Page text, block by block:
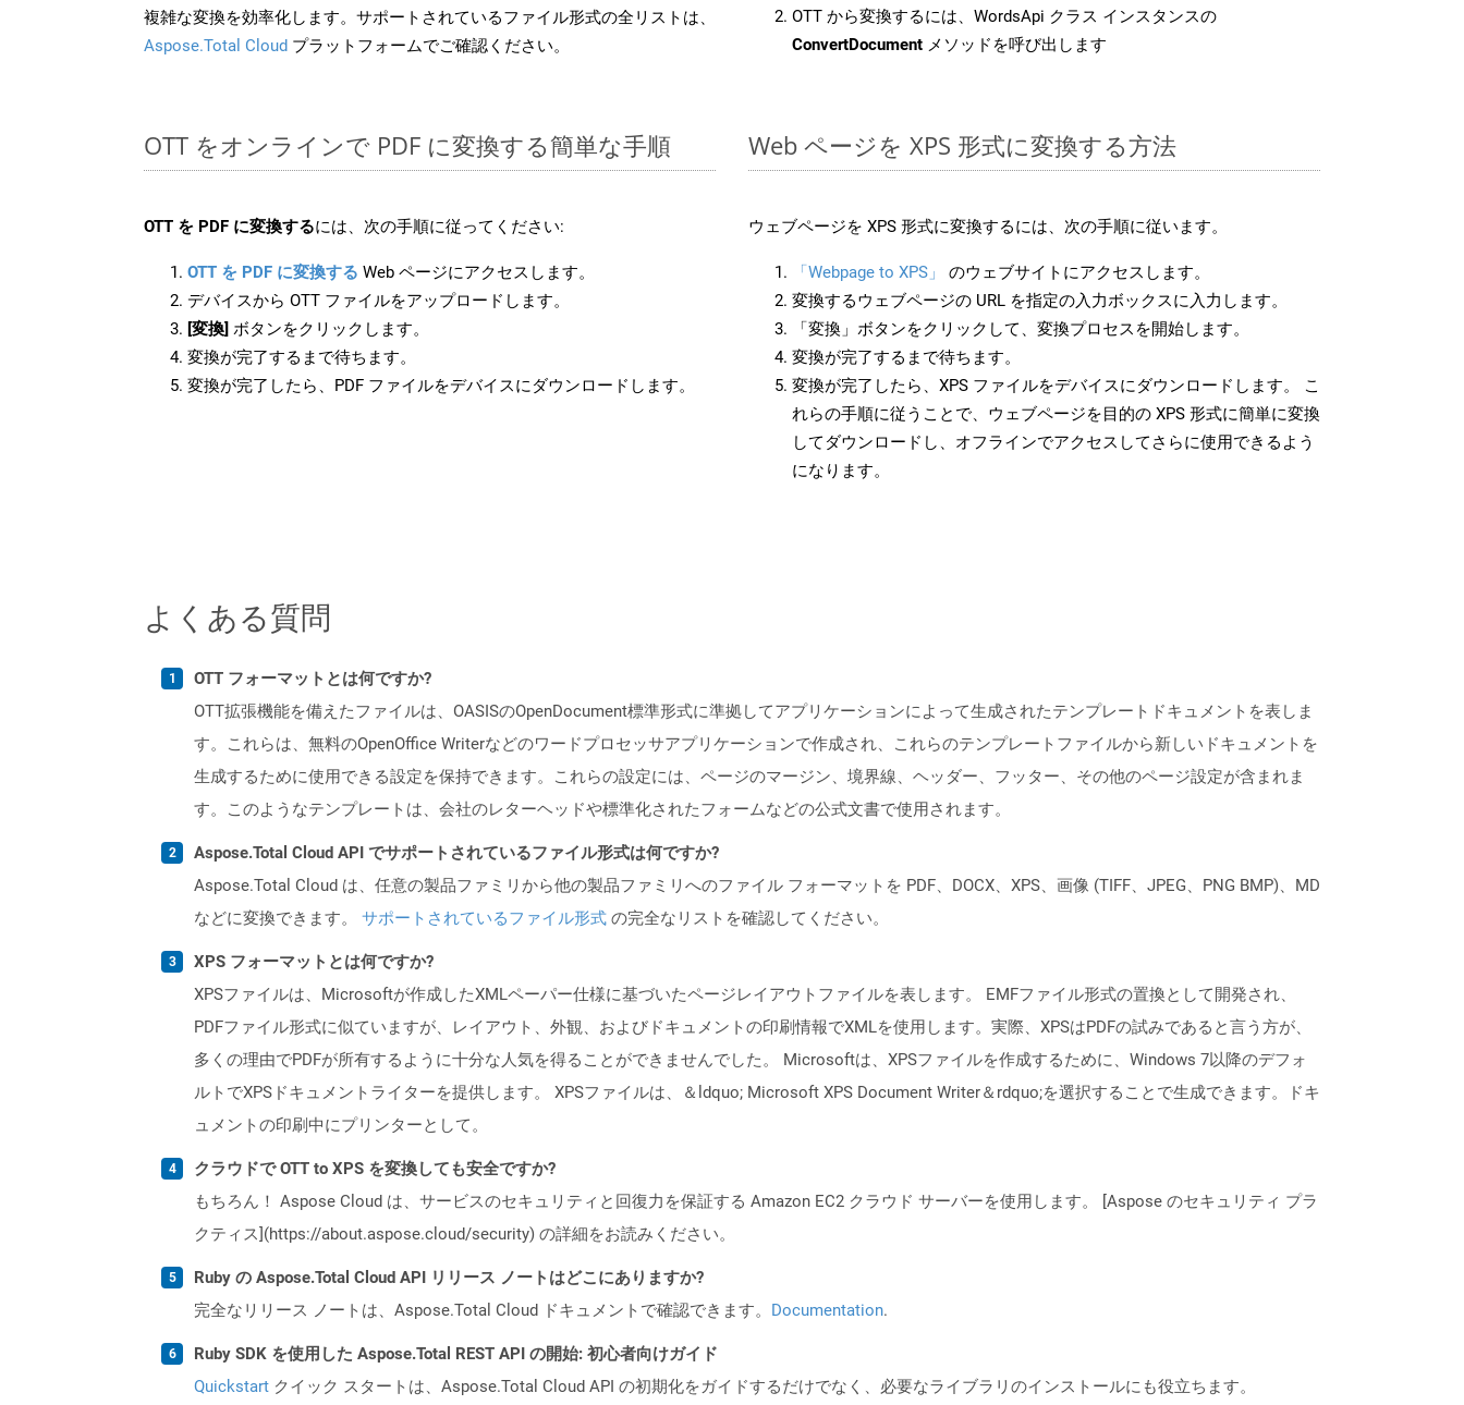
複雑な変換を効率化します。サポートされているファイル形式の全リストは、
Aspose.Total Cloud プラットフォームでご確認ください。
OTT から変換するには、WordsApi クラス インスタンスの
ConvertDocument メソッドを呼び出します
OTT をオンラインで PDF に変換する簡単な手順
OTT を PDF に変換するには、次の手順に従ってください:
OTT を PDF に変換する Web ページにアクセスします。
デバイスから OTT ファイルをアップロードします。
[変換] ボタンをクリックします。
変換が完了するまで待ちます。
変換が完了したら、PDF ファイルをデバイスにダウンロードします。
Web ページを XPS 形式に変換する方法
ウェブページを XPS 形式に変換するには、次の手順に従います。
「Webpage to XPS」
のウェブサイトにアクセスします。
変換するウェブページの URL を指定の入力ボックスに入力します。
「変換」ボタンをクリックして、変換プロセスを開始します。
変換が完了するまで待ちます。
変換が完了したら、XPS ファイルをデバイスにダウンロードします。 こ
れらの手順に従うことで、ウェブページを目的の XPS 形式に簡単に変換
してダウンロードし、オフラインでアクセスしてさらに使用できるよう
になります。
よくある質問
OTT フォーマットとは何ですか?
OTT拡張機能を備えたファイルは、OASISのOpenDocument標準形式に準拠してアプリケーションによって生成されたテンプレートドキュメントを表しま
す。これらは、無料のOpenOffice Writerなどのワードプロセッサアプリケーションで作成され、これらのテンプレートファイルから新しいドキュメントを
生成するために使用できる設定を保持できます。これらの設定には、ページのマージン、境界線、ヘッダー、フッター、その他のページ設定が含まれま
す。このようなテンプレートは、会社のレターヘッドや標準化されたフォームなどの公式文書で使用されます。
Aspose.Total Cloud API でサポートされているファイル形式は何ですか?
Aspose.Total Cloud は、任意の製品ファミリから他の製品ファミリへのファイル フォーマットを PDF、DOCX、XPS、画像 (TIFF、JPEG、PNG BMP)、MD
などに変換できます。 サポートされているファイル形式 の完全なリストを確認してください。
XPS フォーマットとは何ですか?
XPSファイルは、Microsoftが作成したXMLペーパー仕様に基づいたページレイアウトファイルを表します。 EMFファイル形式の置換として開発され、
PDFファイル形式に似ていますが、レイアウト、外観、およびドキュメントの印刷情報でXMLを使用します。実際、XPSはPDFの試みであると言う方が、
多くの理由でPDFが所有するように十分な人気を得ることができませんでした。 Microsoftは、XPSファイルを作成するために、Windows 7以降のデフォ
ルトでXPSドキュメントライターを提供します。 XPSファイルは、＆ldquo; Microsoft XPS Document Writer＆rdquo;を選択することで生成できます。ドキ
ュメントの印刷中にプリンターとして。
クラウドで OTT to XPS を変換しても安全ですか?
もちろん！ Aspose Cloud は、サービスのセキュリティと回復力を保証する Amazon EC2 クラウド サーバーを使用します。 [Aspose のセキュリティ プラ
クティス](https://about.aspose.cloud/security) の詳細をお読みください。
Ruby の Aspose.Total Cloud API リリース ノートはどこにありますか?
完全なリリース ノートは、Aspose.Total Cloud ドキュメントで確認できます。 Documentation.
Ruby SDK を使用した Aspose.Total REST API の開始: 初心者向けガイド
Quickstart クイック スタートは、Aspose.Total Cloud API の初期化をガイドするだけでなく、必要なライブラリのインストールにも役立ちます。